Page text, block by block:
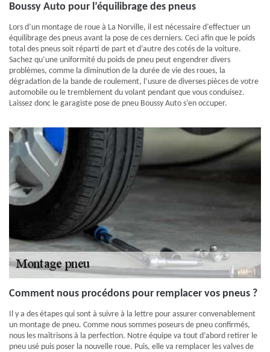
Boussy Auto pour l’équilibrage des pneus
Lors d’un montage de roue à La Norville, il est nécessaire d’effectuer un
équilibrage des pneus avant la pose de ces derniers. Ceci afin que le poids
total des pneus soit réparti de part et d’autre des cotés de la voiture.
Sachez qu’une uniformité du poids de pneu peut engendrer divers
problèmes, comme la diminution de la durée de vie des roues, la
dégradation de la bande de roulement, l’usure de diverses pièces de votre
automobile ou le tremblement du volant pendant que vous conduisez.
Laissez donc le garagiste pose de pneu Boussy Auto s’en occuper.
Comment nous procédons pour remplacer vos pneus ?
Il y a des étapes qui sont à suivre à la lettre pour assurer convenablement
un montage de pneu. Comme nous sommes poseurs de pneu confirmés,
nous les maîtrisons à la perfection. Notre équipe va tout d’abord retirer le
pneu usé puis poser la nouvelle roue. Puis, elle va remplacer les valves de